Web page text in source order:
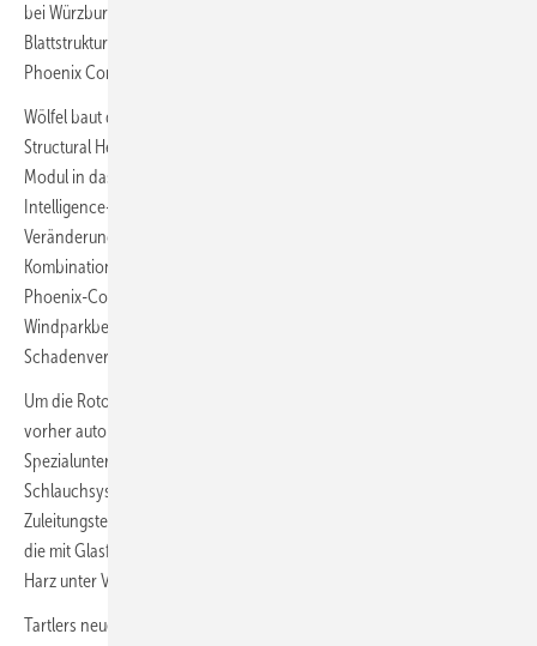
bei Würzburg eine Kombination der eigenen
Blattstrukturüberwachungstechnik mit dem Lastmonitoring von
Phoenix Contact.
Wölfel baut dafür sein auf Beschleunigungssensoren fußendes System
Structural Health Monitoring Blade (SHM Blade) über ein Software-
Modul in das Lastüberwachungssystem des Partners ein, das Blade-
Intelligence-System. Durch ein lernendes Programm soll es kleinste
Veränderungen in der Blattstruktur frühzeitig identifizieren – und in
Kombination mit der Lastmessung, der Blitz- und Eiserkennung der
Phoenix-Contact-Technologie „einen erheblichen Mehrwert für
Windparkbetreiber“ schaffen. Mehr Erträge dank mehr Last- und
Schadenvermeidung lautet diese Devise.
Um die Rotorbetriebskosten zu reduzieren, lässt sich auch bedeutend
vorher automatisieren: In der Blattproduktion hat das hessische
Spezialunternehmen Tartler vor gut eineinhalb Jahren ein
Schlauchsystem zur Vakuuminfusion eingeführt. Tartlers Misch- und
Zuleitungstechnik füllt die als Bindemittel eingesetzten Kunstharze in
die mit Glasfasermatten ausgelegten Rotorblattbauschalen, die den
Harz unter Vakuumunterdruck einsaugen, erwärmen und aushärten.
Tartlers neues System kommt anders als herkömmliche Systeme ohne